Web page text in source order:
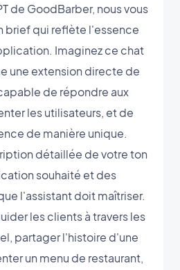
de GoodBarber, nous vous
brief qui reflète l'essence
Imaginez ce chat
une extension directe de
de répondre aux
les utilisateurs, et de
de manière unique.
détaillée de votre ton
souhaité et des
l'assistant doit maîtriser.
les clients à travers les
partager l'histoire d'une
un menu de restaurant,